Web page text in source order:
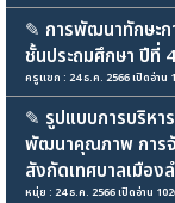
✎ การพัฒนาทักษะก
ชั้นประถมศึกษา ปีที่
ครูแขก : 24 ธ.ค. 2566 เปิดอ่าน
✎ รูปแบบการบริหา
พัฒนาคุณภาพ การจั
สังกัดเทศบาลเมือง
หนุ่ย : 24 ธ.ค. 2566 เปิดอ่าน